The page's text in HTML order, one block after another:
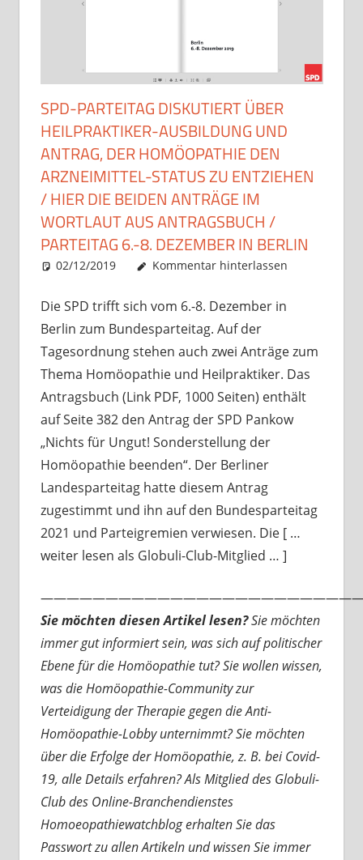
SPD-PARTEITAG DISKUTIERT ÜBER
HEILPRAKTIKER-AUSBILDUNG UND
ANTRAG, DER HOMÖOPATHIE DEN
ARZNEIMITTEL-STATUS ZU ENTZIEHEN
/ HIER DIE BEIDEN ANTRÄGE IM
WORTLAUT AUS ANTRAGSBUCH /
PARTEITAG 6.-8. DEZEMBER IN BERLIN
02/12/2019 Christian J. Becker
Allgemein
Kommentar hinterlassen
Die SPD trifft sich vom 6.-8. Dezember in
Berlin zum Bundesparteitag. Auf der
Tagesordnung stehen auch zwei Anträge zum
Thema Homöopathie und Heilpraktiker. Das
Antragsbuch (Link PDF, 1000 Seiten) enthält
auf Seite 382 den Antrag der SPD Pankow
„Nichts für Ungut! Sonderstellung der
Homöopathie beenden“. Der Berliner
Landesparteitag hatte diesem Antrag
zugestimmt und ihn auf den Bundesparteitag
2021 und Parteigremien verwiesen. Die [ …
weiter lesen als Globuli-Club-Mitglied … ]
Sie möchten diesen Artikel lesen?Sie möchten
immer gut informiert sein, was sich auf politischer
Ebene für die Homöopathie tut? Sie wollen wissen,
was die Homöopathie-Community zur
Verteidigung der Therapie gegen die Anti-
Homöopathie-Lobby unternimmt? Sie möchten
über die Erfolge der Homöopathie, z. B. bei Covid-
19, alle Details erfahren? Als Mitglied des Globuli-
Club des Online-Branchendienstes
Homoeopathiewatchblog erhalten Sie das
Passwort zu allen Artikeln und wissen Sie immer